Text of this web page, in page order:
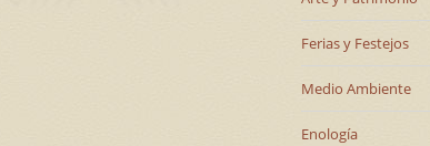
Ferias y Festejos
Medio Ambiente
Enología